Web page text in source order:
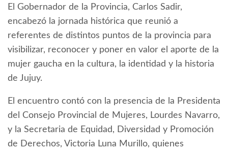
El Gobernador de la Provincia, Carlos Sadir,
encabezó la jornada histórica que reunió a
referentes de distintos puntos de la provincia para
visibilizar, reconocer y poner en valor el aporte de la
mujer gaucha en la cultura, la identidad y la historia
de Jujuy.
El encuentro contó con la presencia de la Presidenta
del Consejo Provincial de Mujeres, Lourdes Navarro,
y la Secretaria de Equidad, Diversidad y Promoción
de Derechos, Victoria Luna Murillo, quienes